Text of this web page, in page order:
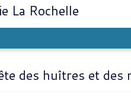
La Rochelle
des huîtres et